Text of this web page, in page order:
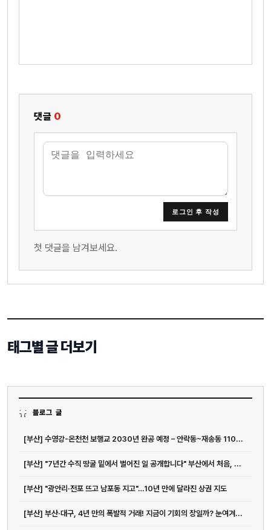
블로그 글
[부산] 수영강-온천천 보행교 2030년 완공 예정 – 안락동~재송동 110...
[부산] "7년간 수직 땅굴 밑에서 벌어진 일 공개합니다" 부산에서 처음, ...
[부산] "광안리·전포 뜨고 남포동 지고"…10년 만에 달라진 상권 지도
[부산] 부산·대구, 4년 만의 폭발적 거래! 지금이 기회의 장일까? 눈여겨...
댓글 0
로그인 후 작성
첫 댓글을 남겨보세요.
태그별 글 더보기